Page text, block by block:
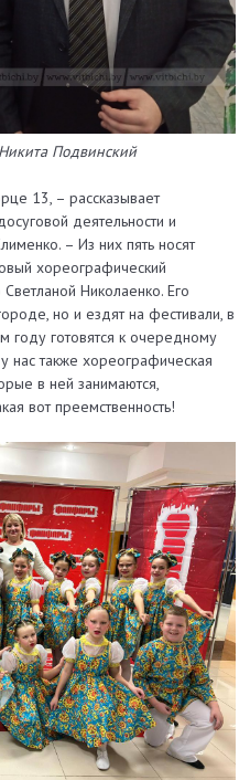
Никита Подвинский
13, – рассказывает
деятельности и
– Из них пять носят
хореографический
Николаенко. Его
но и ездят на фестивали, в
году готовятся к очередному
нас также хореографическая
в ней занимаются,
вот преемственность!